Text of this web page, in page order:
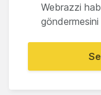
Webrazzi
göndermesini